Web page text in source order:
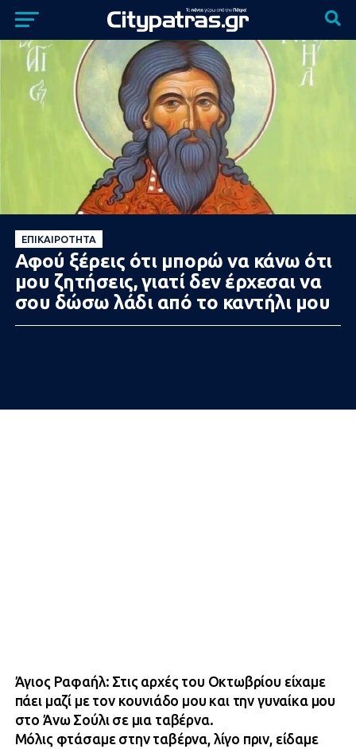
ΕΠΙΚΑΙΡΌΤΗΤΑ
Αφού ξέρεις ότι μπορώ να κάνω ότι
μου ζητήσεις, γιατί δεν έρχεσαι να
σου δώσω λάδι από το καντήλι μου
Άγιος Ραφαήλ: Στις αρχές του Οκτωβρίου είχαμε
πάει μαζί με τον κουνιάδο μου και την γυναίκα μου
στο Άνω Σούλι σε μια ταβέρνα.
Μόλις φτάσαμε στην ταβέρνα, λίγο πριν, είδαμε